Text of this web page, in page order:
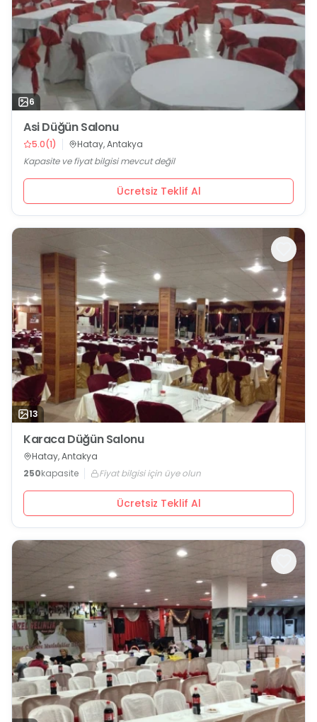
6
Asi Düğün Salonu
5.0(1)
Hatay, Antakya
Kapasite ve fiyat bilgisi mevcut değil
Ücretsiz Teklif Al
13
Karaca Düğün Salonu
Hatay, Antakya
250kapasite Fiyat bilgisi için üye olun
Ücretsiz Teklif Al